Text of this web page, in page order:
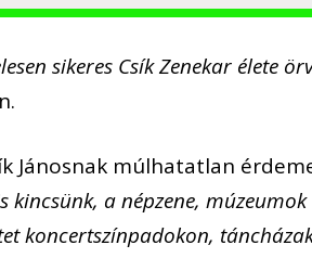
sikeres Csík Zenekar élete
Jánosnak múlhatatlan
kincsünk, a népzene,
koncertszínpadokon,